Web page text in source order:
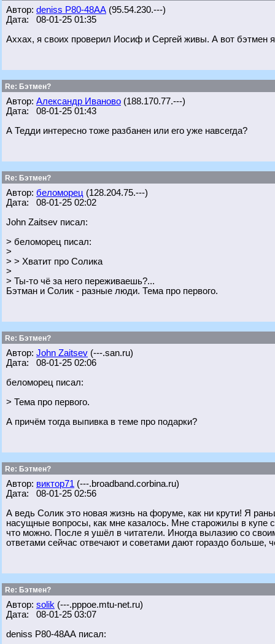
Автор: deniss Р80-48АА (95.54.230.---)
Дата: 08-01-25 01:35
Аххах, я своих проверил Иосиф и Сергей живы. А вот бэтмен
Re: Бэтмен?
Автор: Александр Иваново (188.170.77.---)
Дата: 08-01-25 01:43
А Тедди интересно тоже разбанен или его уже навсегда?
Re: Бэтмен?
Автор: беломорец (128.204.75.---)
Дата: 08-01-25 02:02
John Zaitsev писал:
> беломорец писал:
>
> > Хватит про Солика
>
> Ты-то чё за него переживаешь?...
Бэтман и Солик - разные люди. Тема про первого.
Re: Бэтмен?
Автор: John Zaitsev (---.san.ru)
Дата: 08-01-25 02:06
беломорец писал:
> Тема про первого.
А причём тогда выпивка в теме про подарки?
Re: Бэтмен?
Автор: виктор71 (---.broadband.corbina.ru)
Дата: 08-01-25 02:56
А ведь Солик это новая жизнь на форуме, как ни крути! Я
насущные вопросы, как мне казалось. Мне старожилы в купе
что можно. После я ушёл в читатели. Иногда вылазию со
ответами сейчас отвечают и советами дают гораздо больше,
Re: Бэтмен?
Автор: solik (---.pppoe.mtu-net.ru)
Дата: 08-01-25 03:07
deniss Р80-48АА писал: